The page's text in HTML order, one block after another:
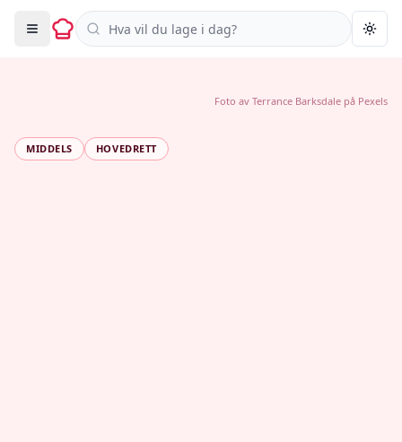
Søk i oppskrifter
MIDDELS HOVEDRETT
Foto av Terrance Barksdale på Pexels